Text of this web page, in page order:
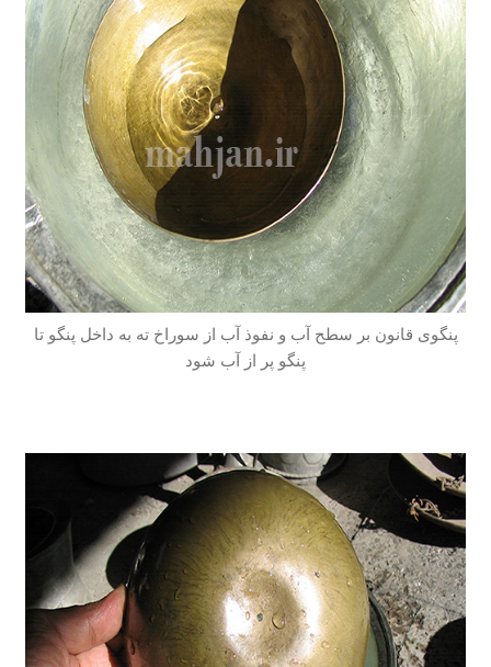
پنگوی قانون بر سطح آب و نفوذ آب از سوراخ ته به داخل پنگو تا
پنگو پر از آب شود